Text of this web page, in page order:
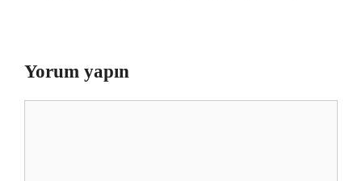
Yorum yapın